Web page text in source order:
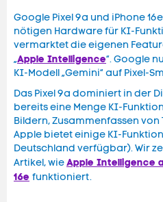
Google Pixel 9a und iPhone
nötigen Hardware für KI-
vermarktet die eigenen
„Apple Intelligence“. Google
KI-Modell „Gemini“ auf Pixel-
Das Pixel 9a dominiert in der
bereits eine Menge KI-
Bildern, Zusammenfassen von
Apple bietet einige KI-
Deutschland verfügbar). Wir
Artikel, wieApple Intelligence
16e funktioniert.